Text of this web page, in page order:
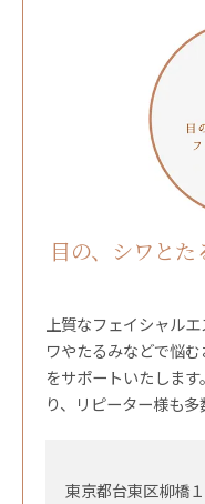
目の、シワと
上質なフェイシャル
ワやたるみなどで悩
をサポートいたしま
り、リピーター様も多
東京都台東区柳橋